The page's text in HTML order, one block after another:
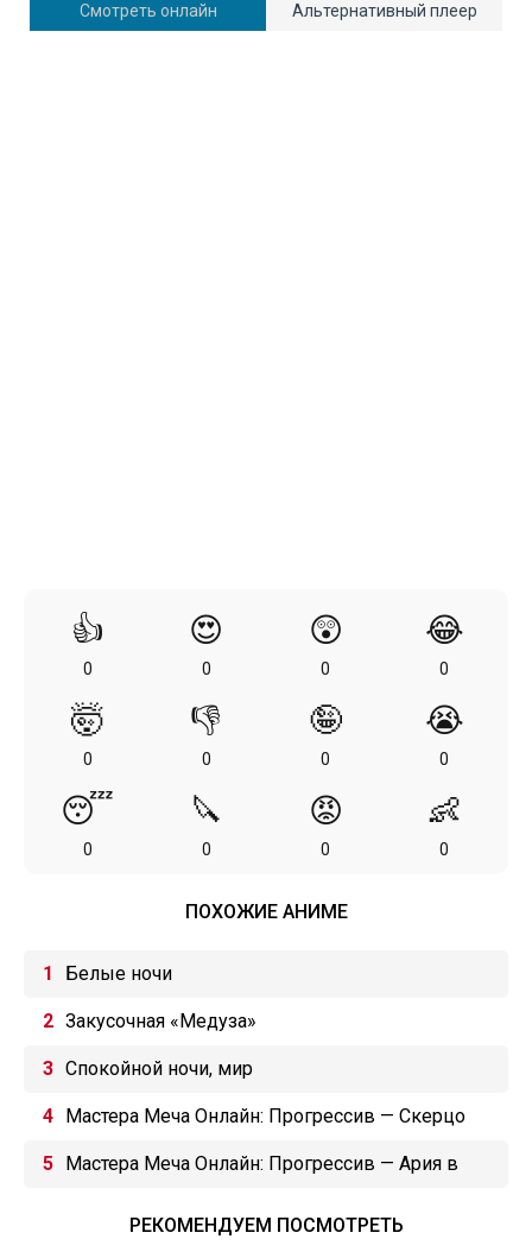
Смотреть онлайн Альтернативный плеер
👍
0
😍
0
😲
0
😂
0
🤯
0
👎
0
🤪
0
😭
0
😴
0
🔪
0
😡
0
👶
0
ПОХОЖИЕ АНИМЕ
Белые ночи
Закусочная «Медуза»
Спокойной ночи, мир
Мастера Меча Онлайн: Прогрессив — Скерцо
глубокой ночи
Мастера Меча Онлайн: Прогрессив — Ария в
РЕКОМЕНДУЕМ ПОСМОТРЕТЬ